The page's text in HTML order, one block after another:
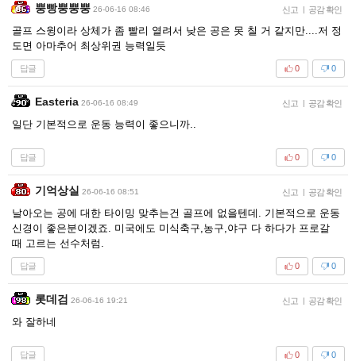
뿡빵뿡뿡뿡 26-06-16 08:46 신고 | 공감 확인
골프 스윙이라 상체가 좀 빨리 열려서 낮은 공은 못 칠 거 같지만....저 정
도면 아마추어 최상위권 능력일듯
답글 0
0
Easteria 26-06-16 08:49 신고 | 공감 확인
일단 기본적으로 운동 능력이 좋으니까..
답글 0
0
기억상실 26-06-16 08:51 신고 | 공감 확인
날아오는 공에 대한 타이밍 맞추는건 골프에 없을텐데. 기본적으로 운동
신경이 좋은분이겠죠. 미국에도 미식축구,농구,야구 다 하다가 프로갈
때 고르는 선수처럼.
답글 0
0
롯데검 26-06-16 19:21 신고 | 공감 확인
와 잘하네
답글 0
0